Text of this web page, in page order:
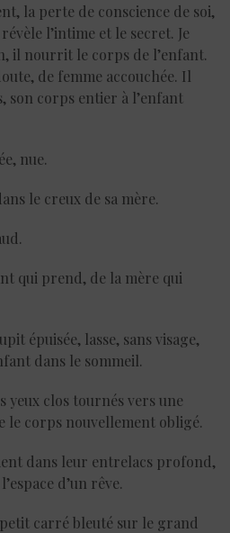
la perte de conscience de soi,
l’intime et le secret. Je
il nourrit le corps de l’enfant.
de femme accouchée. Il
son corps entier à l’enfant
nue.
le creux de sa mère.
qui prend, de la mère qui
épuisée, lasse, sans visage,
dans le sommeil.
yeux clos tournés vers une
le corps nouvellement obligé.
dans leur entrelacs profond,
d’un rêve.
carré bleuté sur le grand